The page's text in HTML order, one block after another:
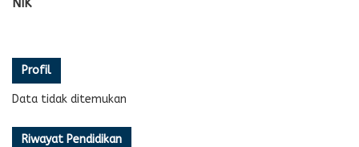
Profil
Data tidak ditemukan
Riwayat Pendidikan